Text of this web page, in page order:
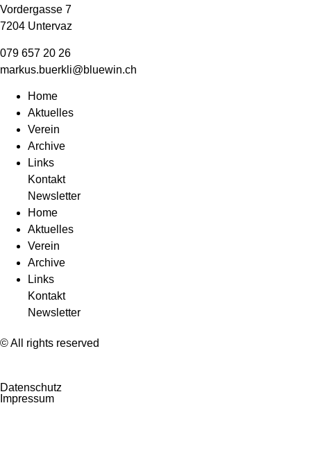
Vordergasse 7
7204 Untervaz
079 657 20 26
markus.buerkli@bluewin.ch
Home
Aktuelles
Verein
Archive
Links
Kontakt
Newsletter
Home
Aktuelles
Verein
Archive
Links
Kontakt
Newsletter
© All rights reserved
Datenschutz
Impressum